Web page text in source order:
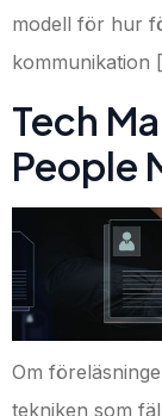
modell för hur
kommunikation
Tech
People
Om
tekniken som